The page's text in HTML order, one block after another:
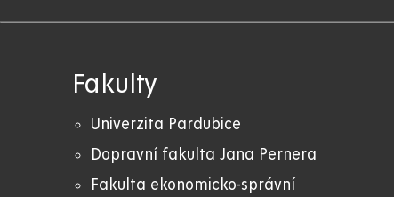
Fakulty
Univerzita Pardubice
Dopravní fakulta Jana Pernera
Fakulta ekonomicko-správní